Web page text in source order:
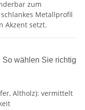
zum
Metallprofil
Akzent setzt.
wählen Sie richtig
Altholz): vermittelt